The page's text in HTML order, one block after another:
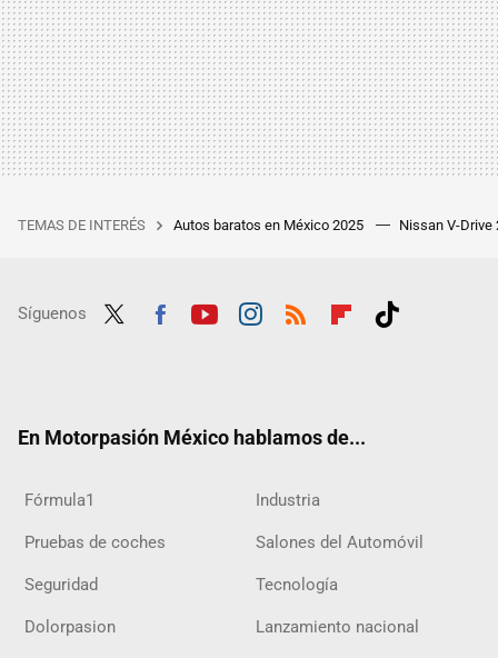
TEMAS DE INTERÉS Autos baratos en México 2025 Nissan V-Drive
Síguenos
En Motorpasión México hablamos de...
Fórmula1 Industria
Pruebas de coches Salones del Automóvil
Seguridad Tecnología
Dolorpasion Lanzamiento nacional